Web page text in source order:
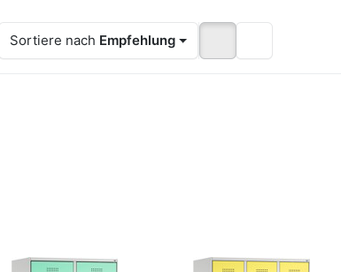
Sortiere nach Empfehlung